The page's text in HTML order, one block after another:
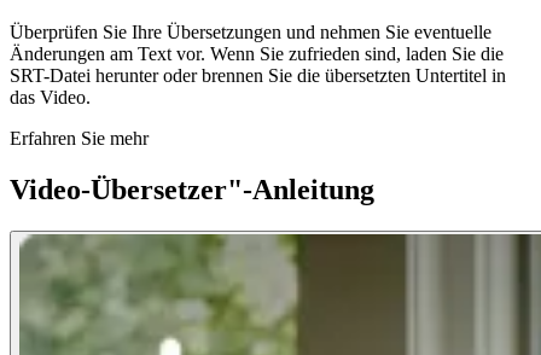
Überprüfen Sie Ihre Übersetzungen und nehmen Sie eventuelle
Änderungen am Text vor. Wenn Sie zufrieden sind, laden Sie die
SRT-Datei herunter oder brennen Sie die übersetzten Untertitel in
das Video.
Erfahren Sie mehr
Video-Übersetzer"-Anleitung